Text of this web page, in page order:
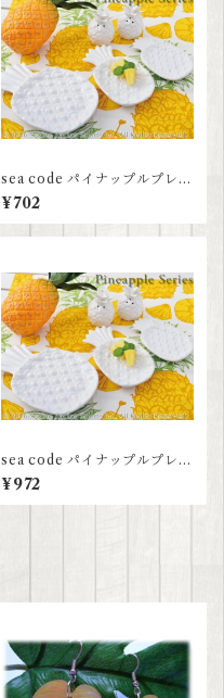
sea code パイナップルプレー
ト S
¥702
sea code パイナップルプレー
ト M
¥972